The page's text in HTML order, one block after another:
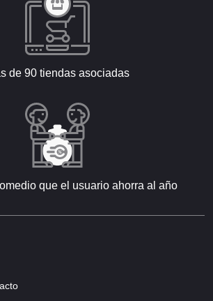
de 90 tiendas asociadas
que el usuario ahorra al año